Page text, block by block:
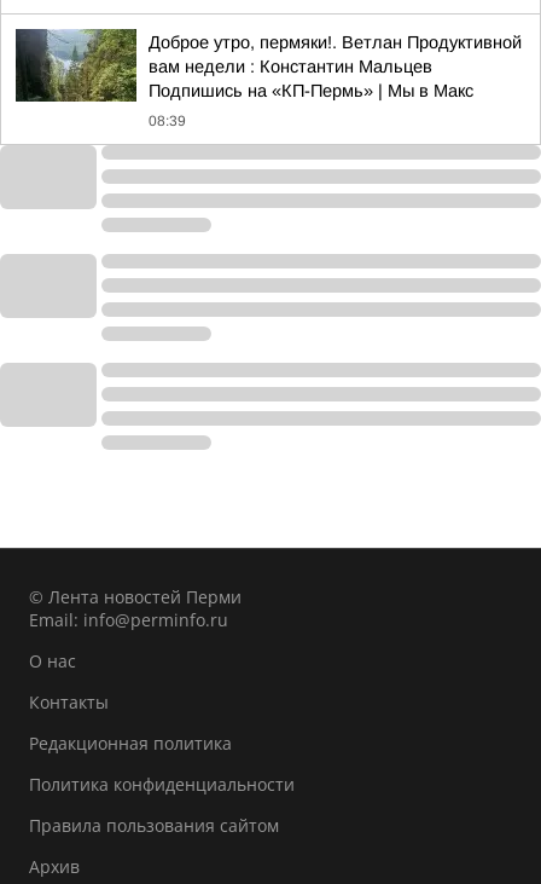
Доброе утро, пермяки!. Ветлан Продуктивной
вам недели : Константин Мальцев
Подпишись на «КП-Пермь» | Мы в Maкс
08:39
© Лента новостей Перми
Email: info@perminfo.ru
О нас
Контакты
Редакционная политика
Политика конфиденциальности
Правила пользования сайтом
Архив